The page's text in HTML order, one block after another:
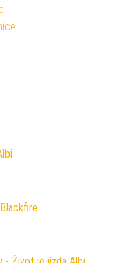
699 Kč.
799 Kč.